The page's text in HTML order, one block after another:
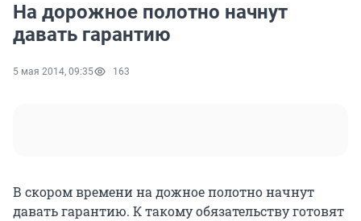
На дорожное полотно начнут
давать гарантию
5 мая 2014, 09:35 163
В скором времени на дожное полотно начнут
давать гарантию. К такому обязательству готовят